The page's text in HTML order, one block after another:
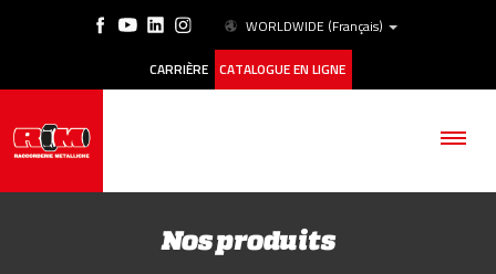
WORLDWIDE (Français)
CARRIÈRE CATALOGUE EN LIGNE
Nos produits